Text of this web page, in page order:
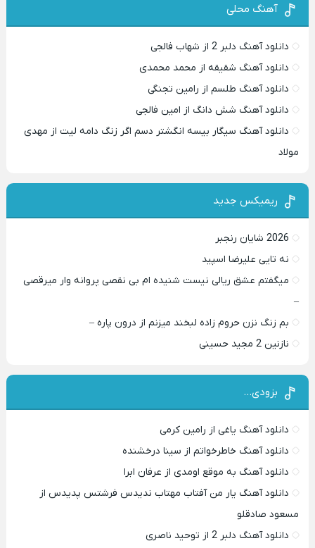
آهنگ محلی
دانلود آهنگ دلبر 2 از شهاب فالجی
دانلود آهنگ شقیقه از محمد محمدی
دانلود آهنگ طلسم از رامین تجنگی
دانلود آهنگ شش دانگ از امین فالجی
دانلود آهنگ سیگار بیسه انگشتر دسم اگر زنگ دامه لیت از مهدی
مولاد
ریمیکس جدید
2026 شایان رنجبر
نه تایی علیرضا اسپید
میگفتم عشق ریالی نیست شنیده ام بی نقصی پروانه وار میرقصی
–
بم زنگ نزن حروم زاده لبخند میزنم از درون پاره –
نازنین 2 مجید حسینی
بزودی…
دانلود آهنگ یاغی از رامین کرمی
دانلود آهنگ خاطرخواتم از سینا درخشنده
دانلود آهنگ به موقع اومدی از عرفان ابرا
دانلود آهنگ یار من آفتاب مهتاب ندیدس فرشتس پدیدس از
مسعود صادقلو
دانلود آهنگ دلبر 2 از توحید ناصری